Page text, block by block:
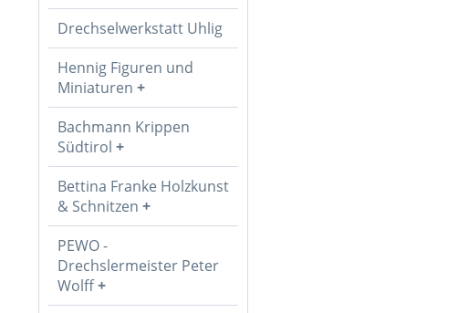
Drechselwerkstatt Uhlig
Hennig Figuren und
Miniaturen
Bachmann Krippen
Südtirol
Bettina Franke Holzkunst
& Schnitzen
PEWO -
Drechslermeister Peter
Wolff